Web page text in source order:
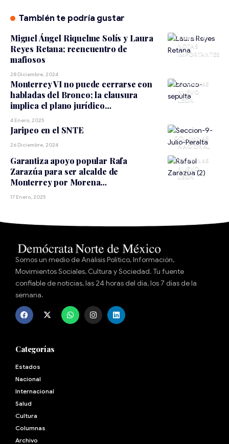
También te podría gustar
COAHUILA
NOTAS
IMPORTANTES
Miguel Ángel Riquelme Solís y Laura
Reyes Retana; reencuentro de
mafiosos
28 Diciembre, 2024
NUEVO
LEÓN
Monterrey VI no puede cerrarse con
habladas del Bronco; la clausura
implica el plano jurídico…
4 Enero, 2025
NACIONAL
Jaripeo en el SNTE
26 Diciembre, 2024
NUEVO
LEÓN
Garantiza apoyo popular Rafa
Zarazúa para ser alcalde de
Monterrey por Morena…
17 Enero, 2025
Somos un medio de Análisis Político, Información,
Movimientos Sociales, Cultura y Sociedad. Tu fuente
confiable de noticias, las 24 horas del día, los 7 días de la
semana.
Categorías
Estados
Nacional
Internacional
Salud
Cultura
Archivo